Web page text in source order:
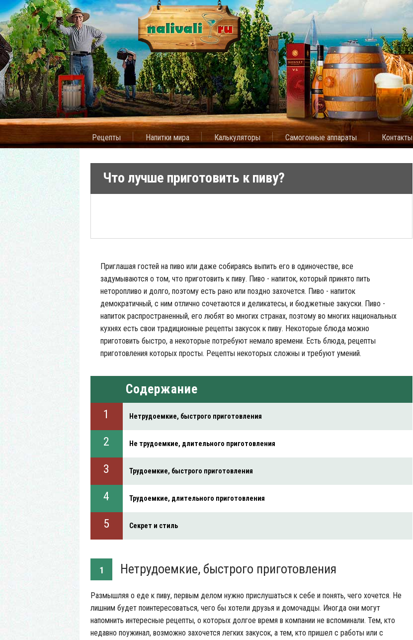
Рецепты Напитки мира Калькуляторы Самогонные аппараты Контакты
Что лучше приготовить к пиву?
Приглашая гостей на пиво или даже собираясь выпить его в одиночестве, все
задумываются о том, что приготовить к пиву. Пиво - напиток, который принято пить
неторопливо и долго, поэтому есть рано или поздно захочется. Пиво - напиток
демократичный, с ним отлично сочетаются и деликатесы, и бюджетные закуски. Пиво -
напиток распространенный, его любят во многих странах, поэтому во многих национальных
кухнях есть свои традиционные рецепты закусок к пиву. Некоторые блюда можно
приготовить быстро, а некоторые потребуют немало времени. Есть блюда, рецепты
приготовления которых просты. Рецепты некоторых сложны и требуют умений.
Содержание
Нетрудоемкие, быстрого приготовления
Не трудоемкие, длительного приготовления
Трудоемкие, быстрого приготовления
Трудоемкие, длительного приготовления
Секрет и стиль
1 Нетрудоемкие, быстрого приготовления
Размышляя о еде к пиву, первым делом нужно прислушаться к себе и понять, чего хочется. Не
лишним будет поинтересоваться, чего бы хотели друзья и домочадцы. Иногда они могут
напомнить интересные рецепты, о которых долгое время в компании не вспоминали. Тем, кто
недавно поужинал, возможно захочется легких закусок, а тем, кто пришел с работы или с